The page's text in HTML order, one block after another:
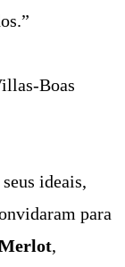
Boas
ideais,
para
,